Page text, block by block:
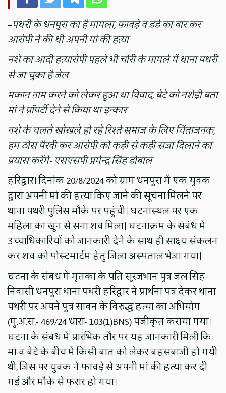
–पथरी के धनपुरा का है मामला, फावड़े व डंडे का वार कर
आरोपी ने की थी अपनी मां की हत्या
नशे का आदी हत्यारोपी पहले भी चोरी के मामले में थाना पथरी
से जा चुका है जेल
मकान नाम करने को लेकर हुआ था विवाद, बेटे को नशेड़ी बता
मां ने प्रॉपर्टी देने से किया था इन्कार
नशे के चलते खोखले हो रहे रिश्ते समाज के लिए चिंताजनक,
हम ठोस पैरवी कर आरोपी को कड़ी से कड़ी सजा दिलाने का
प्रयास करेंगे- एसएसपी प्रमेन्द्र सिंह डोबाल
हरिद्वार। दिनांक 20/8/2024 को ग्राम धनपुरा में एक युवक
द्वारा अपनी मां की हत्या किए जाने की सूचना मिलने पर
थाना पथरी पुलिस मौके पर पहुंची। घटनास्थल पर एक
महिला का खून से सना शव मिला। घटनाक्रम के संबंध में
उच्चाधिकारियों को जानकारी देने के साथ ही साक्ष्य संकलन
कर शव को पोस्टमार्टम हेतु जिला अस्पताल भेजा गया।
घटना के संबंध में मृतका के पति सूरजभान पुत्र जल सिंह
निवासी धनपुरा थाना पथरी हरिद्वार ने प्रार्थना पत्र देकर थाना
पथरी पर अपने पुत्र सावन के विरुद्ध हत्या का अभियोग
(मु.अ.स.- 469/24 धारा- 103(1)BNS) पंजीकृत कराया गया।
घटना के संबंध में प्रारंभिक तौर पर यह जानकारी मिली कि
मां व बेटे के बीच में किसी बात को लेकर बहसबाजी हो गयी
थी, जिस पर युवक ने फावड़े से अपनी मां की हत्या कर दी
गई और मौके से फरार हो गया।